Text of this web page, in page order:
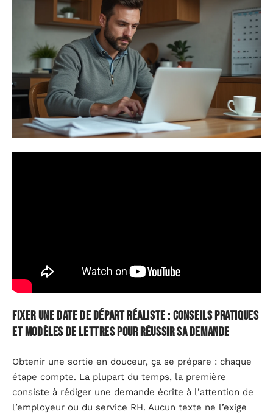
Fixer une date de départ réaliste : conseils pratiques
et modèles de lettres pour réussir sa demande
Obtenir une sortie en douceur, ça se prépare : chaque
étape compte. La plupart du temps, la première
consiste à rédiger une demande écrite à l’attention de
l’employeur ou du service RH. Aucun texte ne l’exige